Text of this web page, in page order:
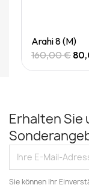
Arahi 8 (M)
160,00 €
Erhalten Sie
Sie können Ihr